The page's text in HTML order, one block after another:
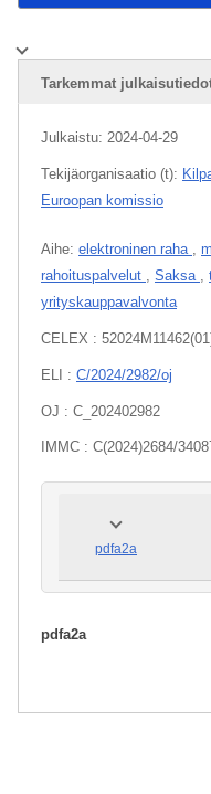
Tarkemmat
Julkaistu: 2024-04-29
Tekijäorganisaatio (t):
Euroopan komissio
Aihe: elektroninen raha
rahoituspalvelut
Saksa
yrityskauppavalvonta
CELEX :
ELI : C/2024/2982/oj
OJ : C_202402982
IMMC : C(2024)2684/
pdfa2a
pdfa2a